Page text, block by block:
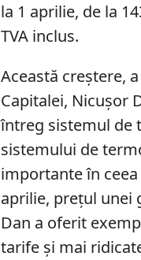
la 1 aprilie, de la
TVA inclus.
Această creștere,
Capitalei, Nicușor
întreg sistemul de
sistemului de
importante în
aprilie, prețul unei
Dan a oferit
tarife și mai